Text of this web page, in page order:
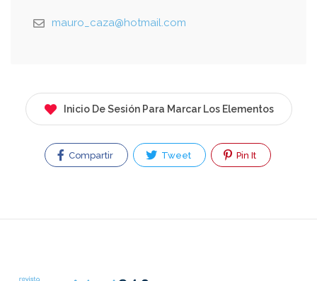
mauro_caza@hotmail.com
Inicio De Sesión Para Marcar Los Elementos
Compartir Tweet Pin It